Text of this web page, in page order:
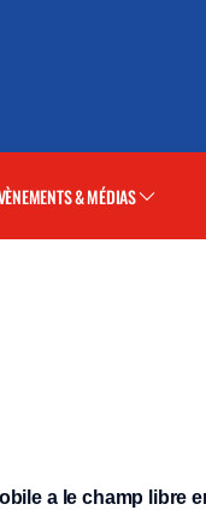
& MÉDIAS
a le champ libre